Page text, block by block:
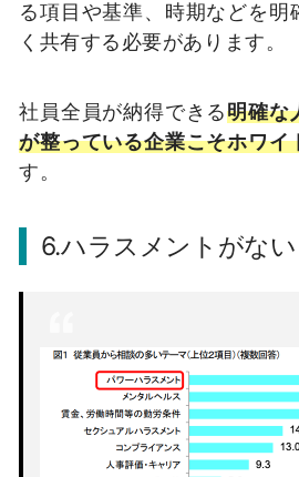
る項目や基準、時期などを明
く共有する必要があります。
社員全員が納得できる明確な
が整っている企業こそホワイ
す。
6.ハラスメントがない